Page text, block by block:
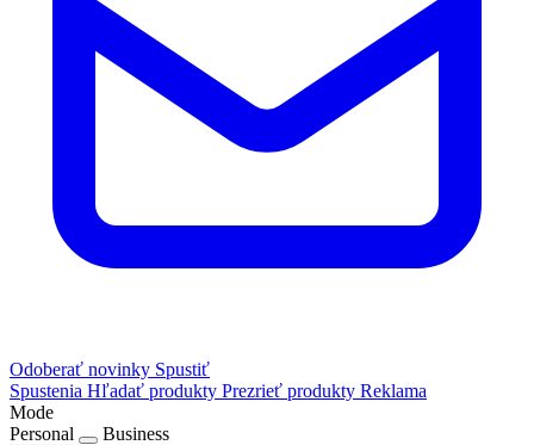
Odoberať novinky Spustiť
Spustenia Hľadať produkty Prezrieť produkty Reklama
Mode
Personal
Business